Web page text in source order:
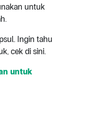
untuk
Ingin tahu
cek di sini.
untuk